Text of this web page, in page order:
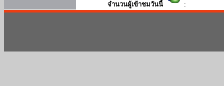
จำนวนผู้เข้าชมวันนี้ :